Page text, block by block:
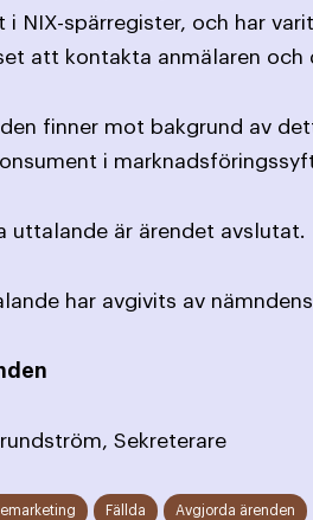
i NIX-spärregister, och har
att kontakta anmälaren
finner mot bakgrund av
i
uttalande är ärendet avslutat.
har avgivits av
Sekreterare
Fällda Avgjorda ärenden